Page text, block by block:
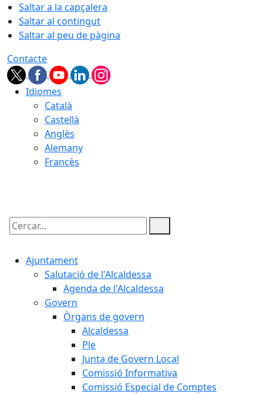
Saltar a la capçalera
Saltar al contingut
Saltar al peu de pàgina
Contacte
Idiomes
Català
Castellà
Anglès
Alemany
Francès
Cercar:
Ajuntament
Salutació de l'Alcaldessa
Agenda de l'Alcaldessa
Govern
Òrgans de govern
Alcaldessa
Ple
Junta de Govern Local
Comissió Informativa
Comissió Especial de Comptes